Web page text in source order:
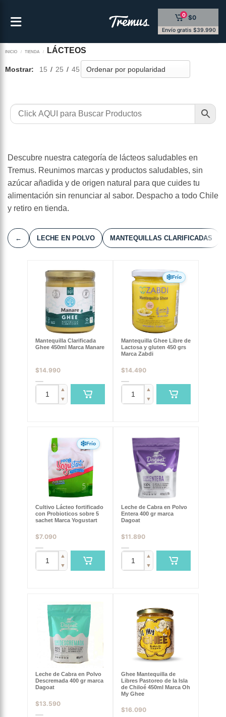
0 $0
Envío gratis $39.990
INICIO / TIENDA / LÁCTEOS
Mostrar: 15 / 25 / 45
Descubre nuestra categoría de lácteos saludables en
Tremus. Reunimos marcas y productos saludables, sin
azúcar añadida y de origen natural para que cuides tu
alimentación sin renunciar al sabor. Despacho a todo Chile
y retiro en tienda.
← LECHE EN POLVO MANTEQUILLAS CLARIFICADAS
Mantequilla Clarificada
Ghee 450ml Marca Manare
$14.990
▲
▼
Frío
Mantequilla Ghee Libre de
Lactosa y gluten 450 grs
Marca Zabdi
$14.490
▲
▼
Frío
Cultivo Lácteo fortificado
con Probioticos sobre 5
sachet Marca Yogustart
$7.090
▲
▼
Leche de Cabra en Polvo
Entera 400 gr marca
Dagoat
$11.890
▲
▼
Leche de Cabra en Polvo
Descremada 400 gr marca
Dagoat
$13.590
Ghee Mantequilla de
Libres Pastoreo de la Isla
de Chiloé 450ml Marca Oh
My Ghee
$16.090